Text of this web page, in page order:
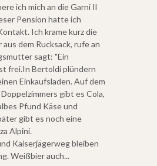
ich mich an die Garni Il
Pension hatte ich
Ich krame kurz die
dem Rucksack, rufe an
sagt: "Ein
frei.In Bertoldi plündern
Einkaufsladen. Auf dem
gibt es Cola,
Pfund Käse und
gibt es noch eine
Alpini.
Kaiserjägerweg bleiben
Weißbier auch...